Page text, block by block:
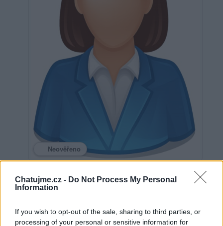
Chatujme.cz - Do Not Process My Personal
Information
If you wish to opt-out of the sale, sharing to third parties, or
processing of your personal or sensitive information for
Neověřeno
0 uživatelům se líbí